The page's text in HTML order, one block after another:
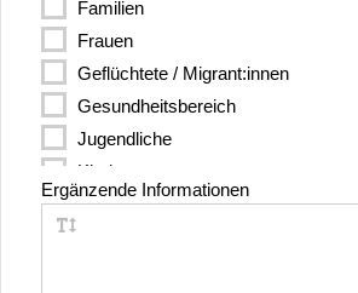
Japanisch
Kurdisch
Niederländisch
Pakistanisch
Paschto
Persisch
Familien
Frauen
Geflüchtete / Migrant:innen
Gesundheitsbereich
Jugendliche
Kinder
Kranke Menschen
Ergänzende Informationen